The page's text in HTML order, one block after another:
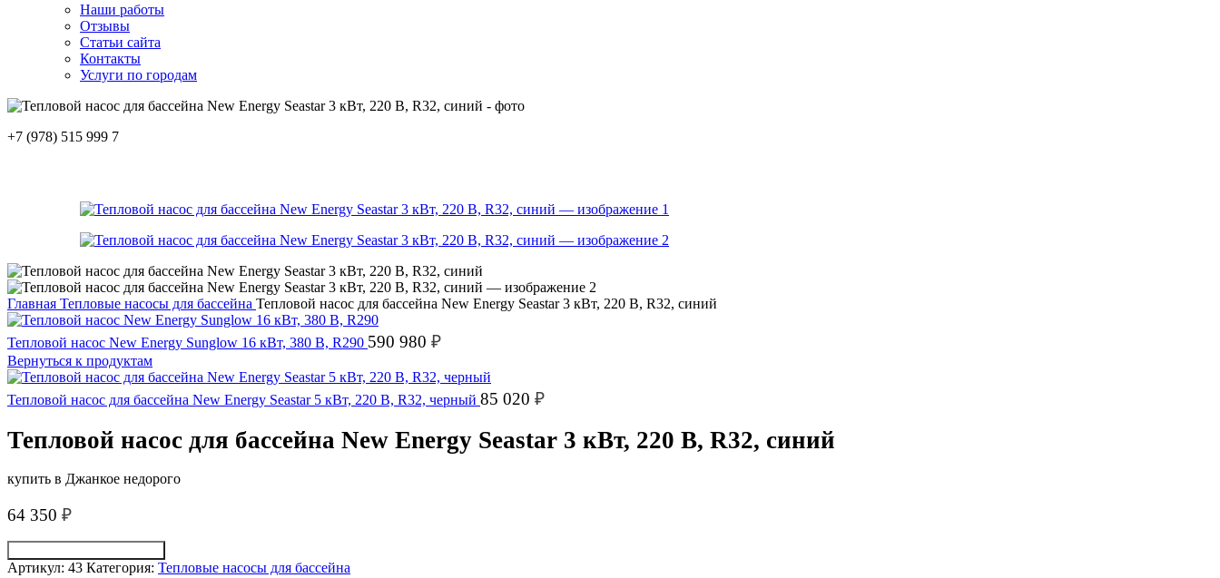
Наши работы
Отзывы
Статьи сайта
Контакты
Услуги по городам
+7 (978) 515 999 7
Главная Тепловые насосы для бассейна Тепловой насос для бассейна New Energy Seastar 3 кВт, 220 В, R32, синий
Тепловой насос New Energy Sunglow 16 кВт, 380 В, R290 590 980 ₽
Вернуться к продуктам
Тепловой насос для бассейна New Energy Seastar 5 кВт, 220 В, R32, черный 85 020 ₽
Тепловой насос для бассейна New Energy Seastar 3 кВт, 220 В, R32, синий
купить в Джанкое недорого
64 350 ₽
Артикул: 43 Категория: Тепловые насосы для бассейна